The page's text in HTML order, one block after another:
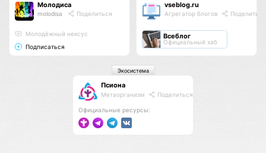
Молодиса
molodisa Поделиться
Молодёжный нексус
Подписаться
vseblog.ru
Агрегатор блогов Поделиться
Всеблог
Официальный хаб
Псиона
Метаорганизм Поделиться
Официальные ресурсы:
Экосистема